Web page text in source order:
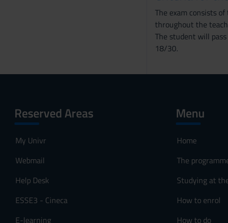
The exam consists
throughout the
The student will
18/30.
Reserved Areas
My Univr
Webmail
Help Desk
ESSE3 - Cineca
E-learning
Menu
Home
The
Studying at
How to enrol
How to do